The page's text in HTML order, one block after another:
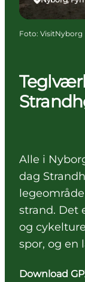
Alle i
dag
strand. Det
og
spor, og en
Download
Foto: VisitNyborg